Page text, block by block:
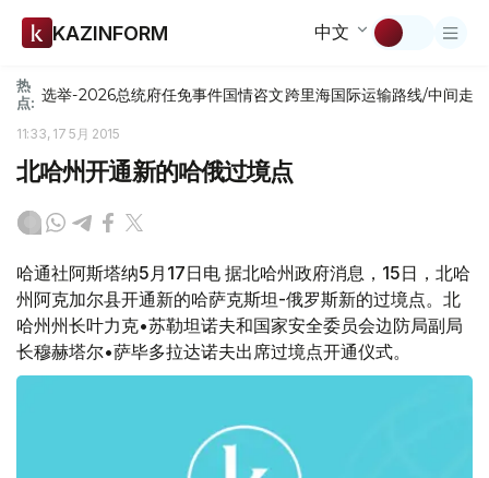
KAZINFORM 中文
热
点: 选举-2026总统府任免事件国情咨文跨里海国际运输路线/中间走廊
11:33, 17 5月 2015
北哈州开通新的哈俄过境点
哈通社阿斯塔纳5月17日电 据北哈州政府消息，15日，北哈
州阿克加尔县开通新的哈萨克斯坦-俄罗斯新的过境点。北
哈州州长叶力克•苏勒坦诺夫和国家安全委员会边防局副局
长穆赫塔尔•萨毕多拉达诺夫出席过境点开通仪式。